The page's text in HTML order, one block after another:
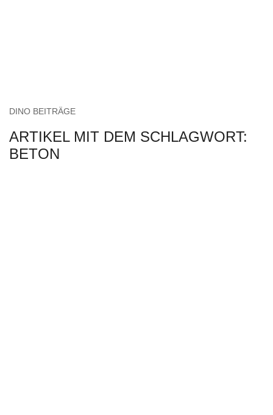
DINO BEITRÄGE
ARTIKEL MIT DEM SCHLAGWORT:
BETON